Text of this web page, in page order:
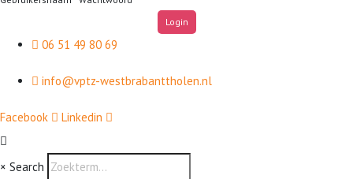
06 51 49 80 69
info@vptz-westbrabanttholen.nl
Facebook Linkedin
× Search